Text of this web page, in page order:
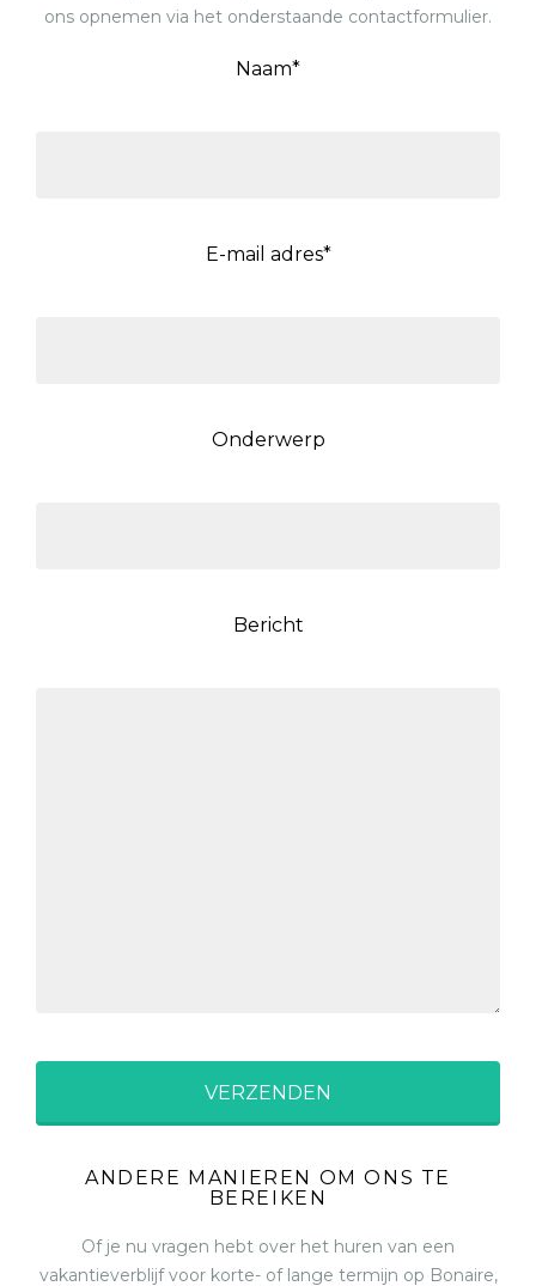
ons opnemen via het onderstaande contactformulier.
Naam*
E-mail adres*
Onderwerp
Bericht
ANDERE MANIEREN OM ONS TE
BEREIKEN
Of je nu vragen hebt over het huren van een
vakantieverblijf voor korte- of lange termijn op Bonaire,